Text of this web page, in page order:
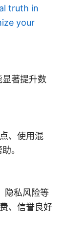
truth in
your
著提升数
、使用混
。
隐私风险等
、信誉良好